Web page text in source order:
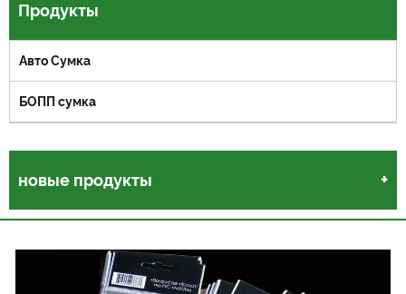
Продукты
Авто Сумка
БОПП сумка
новые продукты